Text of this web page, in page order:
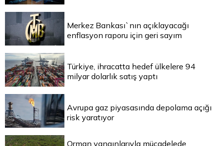
Merkez Bankası`nın açıklayacağı
enflasyon raporu için geri sayım
Türkiye, ihracatta hedef ülkelere 94
milyar dolarlık satış yaptı
Avrupa gaz piyasasında depolama açığı
risk yaratıyor
Orman yangınlarıyla mücadelede